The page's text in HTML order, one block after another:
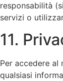
responsabilità
servizi o
11.
Per accedere
qualsiasi